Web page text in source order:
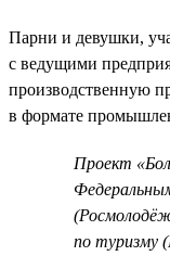
Парни и девушки,
с ведущими
производственную
в формате
Проект
по туризму